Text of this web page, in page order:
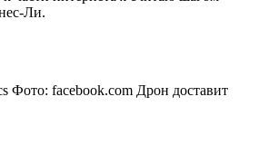
Ли.
Фото: facebook.com Дрон доставит